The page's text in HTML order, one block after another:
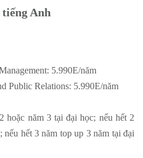
Anh
5.990E/năm
Public Relations: 5.990E/năm
hoặc năm 3 tại đại học; nếu hết 2
nếu hết 3 năm top up 3 năm tại đại